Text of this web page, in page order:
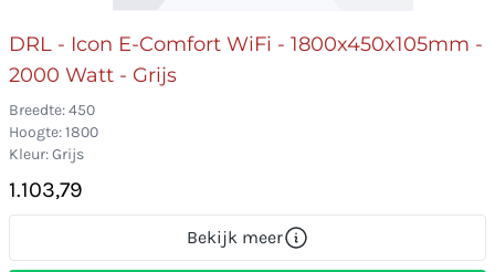
DRL - Icon E-Comfort WiFi - 1800x450x105mm -
2000 Watt - Grijs
Breedte: 450
Hoogte: 1800
Kleur: Grijs
1.103,79
Bekijk meer